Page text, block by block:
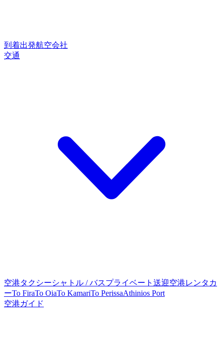
到着出発航空会社
交通
空港タクシーシャトル / バスプライベート送迎空港レンタカ
ーTo FiraTo OiaTo KamariTo PerissaAthinios Port
空港ガイド